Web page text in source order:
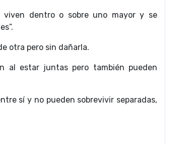
viven dentro o sobre uno mayor y se
otra pero sin dañarla.
al estar juntas pero también pueden
sí y no pueden sobrevivir separadas,